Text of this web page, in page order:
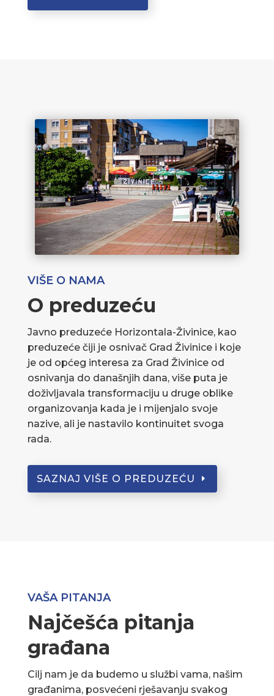
VIŠE O NAMA
O preduzeću
Javno preduzeće Horizontala-Živinice, kao
preduzeće čiji je osnivač Grad Živinice i koje
je od općeg interesa za Grad Živinice od
osnivanja do današnjih dana, više puta je
doživljavala transformaciju u druge oblike
organizovanja kada je i mijenjalo svoje
nazive, ali je nastavilo kontinuitet svoga
rada.
SAZNAJ VIŠE O PREDUZEĆU
VAŠA PITANJA
Najčešća pitanja
građana
Cilj nam je da budemo u službi vama, našim
građanima, posvećeni rješavanju svakog